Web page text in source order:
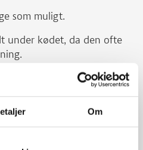
Om
som muligt.
under kødet, da den ofte
hvis der ønskes
stegen midt i en kold ovn.